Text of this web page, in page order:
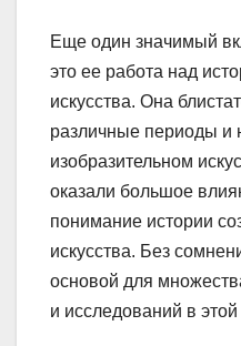
Еще один значимый
это ее работа над
искусства. Она
различные периоды и
изобразительном
оказали большое
понимание истории
искусства. Без
основой для
и исследований в этой